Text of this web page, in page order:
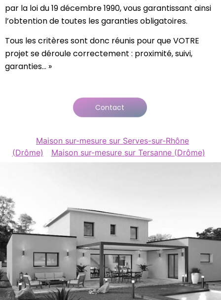
par la loi du 19 décembre 1990, vous garantissant ainsi
l’obtention de toutes les garanties obligatoires.
Tous les critères sont donc réunis pour que VOTRE
projet se déroule correctement : proximité, suivi,
garanties… »
Contact
Maison sur-mesure sur Serves-sur-Rhône
(Drôme)
Maison sur-mesure sur Tersanne (Drôme)